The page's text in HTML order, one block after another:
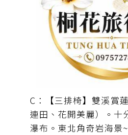
C：【三排椅】雙溪賞
連田、花開美麗）。十
瀑布。東北角奇岩海景